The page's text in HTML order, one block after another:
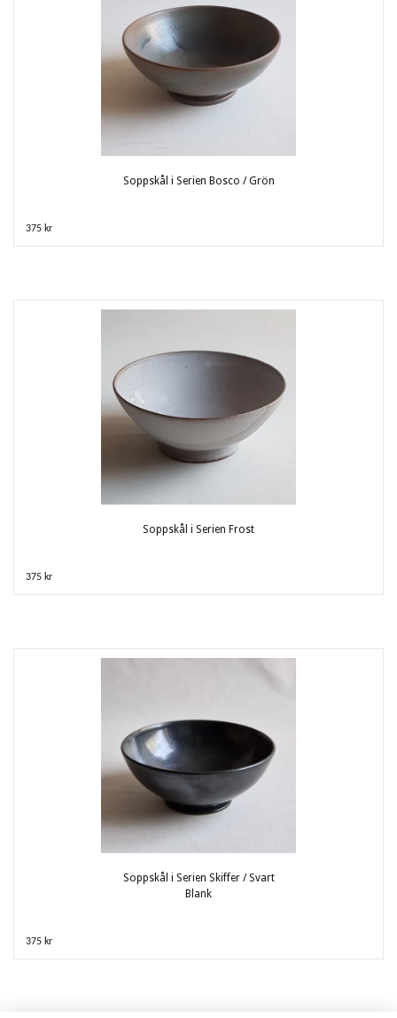
Soppskål i Serien Bosco / Grön
375 kr
Soppskål i Serien Frost
375 kr
Soppskål i Serien Skiffer / Svart
Blank
375 kr